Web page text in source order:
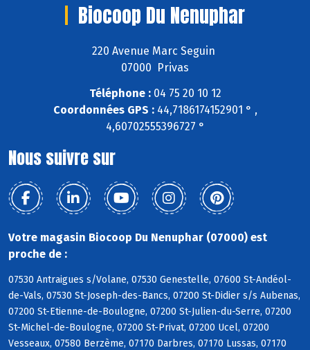
Biocoop Du Nenuphar
220 Avenue Marc Seguin
07000 Privas
Téléphone :04 75 20 10 12
Coordonnées GPS :44,7186174152901 ° ,
4,60702555396727 °
Nous suivre sur
Votre magasin Biocoop Du Nenuphar (07000) est
proche de :
07530 Antraigues s/Volane, 07530 Genestelle, 07600 St-Andéol-
de-Vals, 07530 St-Joseph-des-Bancs, 07200 St-Didier s/s Aubenas,
07200 St-Etienne-de-Boulogne, 07200 St-Julien-du-Serre, 07200
St-Michel-de-Boulogne, 07200 St-Privat, 07200 Ucel, 07200
Vesseaux, 07580 Berzème, 07170 Darbres, 07170 Lussas, 07170